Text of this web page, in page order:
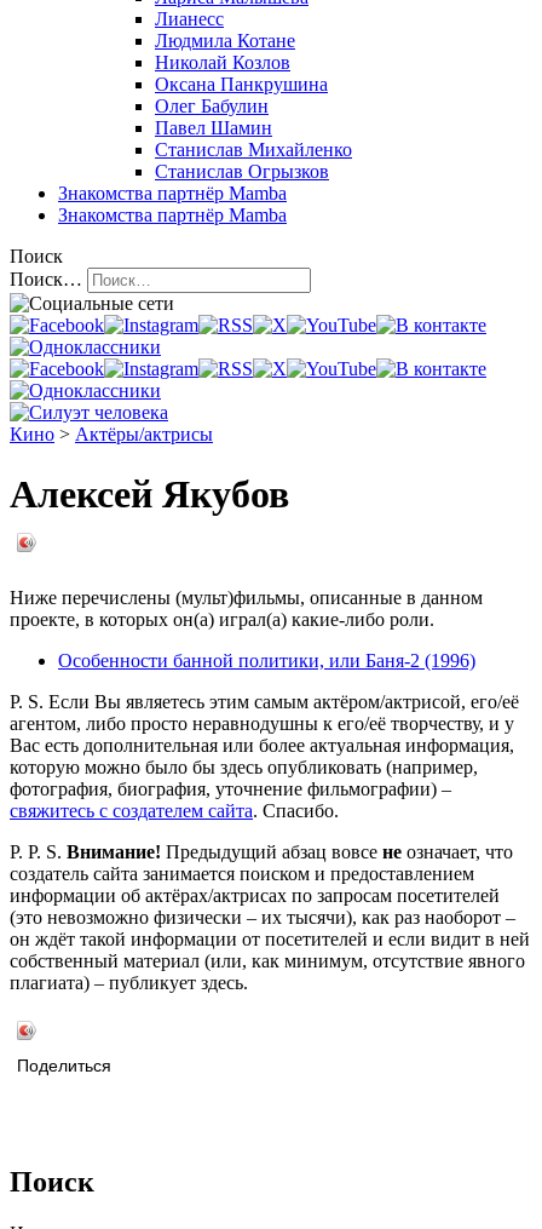
Лианесс
Людмила Котане
Николай Козлов
Оксана Панкрушина
Олег Бабулин
Павел Шамин
Станислав Михайленко
Станислав Огрызков
Знакомства партнёр Mamba
Знакомства партнёр Mamba
Поиск
Поиск…
Кино > Актёры/актрисы
Алексей Якубов
Ниже перечислены (мульт)фильмы, описанные в данном
проекте, в которых он(а) играл(а) какие-либо роли.
Особенности банной политики, или Баня-2 (1996)
P. S. Если Вы являетесь этим самым актёром/актрисой, его/её
агентом, либо просто неравнодушны к его/её творчеству, и у
Вас есть дополнительная или более актуальная информация,
которую можно было бы здесь опубликовать (например,
фотография, биография, уточнение фильмографии) –
свяжитесь с создателем сайта. Спасибо.
P. P. S. Внимание! Предыдущий абзац вовсе не означает, что
создатель сайта занимается поиском и предоставлением
информации об актёрах/актрисах по запросам посетителей
(это невозможно физически – их тысячи), как раз наоборот –
он ждёт такой информации от посетителей и если видит в ней
собственный материал (или, как минимум, отсутствие явного
плагиата) – публикует здесь.
Поделиться
Поиск